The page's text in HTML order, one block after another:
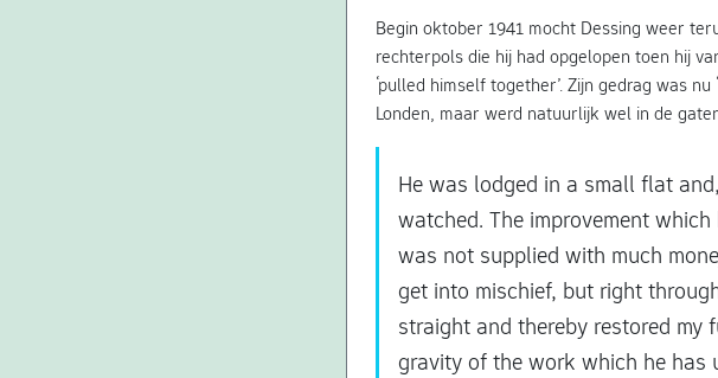
Begin oktober 1941 mocht Dessing weer
rechterpols die hij had opgelopen toen hij
‘pulled himself together’. Zijn gedrag was
Londen, maar werd natuurlijk wel in de
He was lodged in a small flat
watched. The improvement
was not supplied with much
get into mischief, but right
straight and thereby restored
gravity of the work which he has